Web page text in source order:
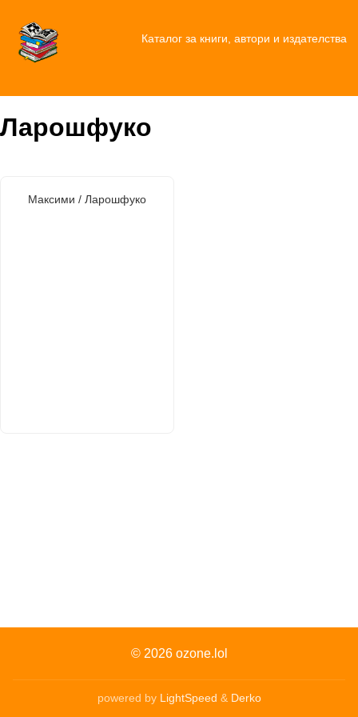
Каталог за книги, автори и издателства
Ларошфуко
Максими / Ларошфуко
© 2026 ozone.lol
powered by LightSpeed & Derko